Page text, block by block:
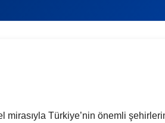
mirasıyla Türkiye’nin önemli